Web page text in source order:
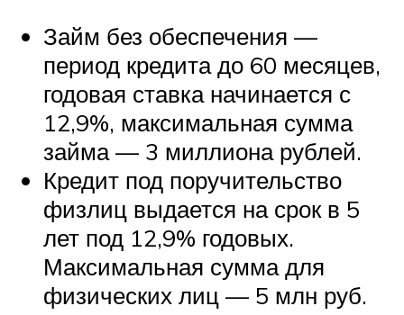
Займ без обеспечения —
период кредита до 60 месяцев,
годовая ставка начинается с
12,9%, максимальная сумма
займа — 3 миллиона рублей.
Кредит под поручительство
физлиц выдается на срок в 5
лет под 12,9% годовых.
Максимальная сумма для
физических лиц — 5 млн руб.